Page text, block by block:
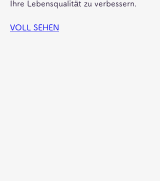
Ihre Lebensqualität zu verbessern.
VOLL SEHEN